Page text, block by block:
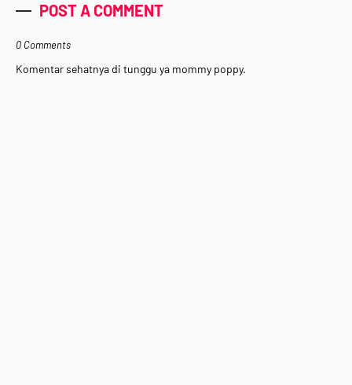
POST A COMMENT
0 Comments
Komentar sehatnya di tunggu ya mommy poppy.